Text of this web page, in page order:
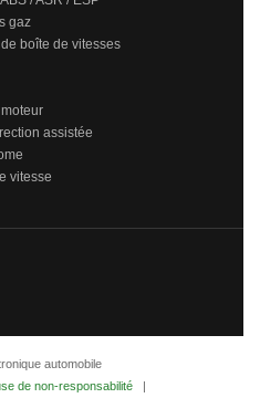
gaz
boîte de vitesses
assistée
vitesse
automobile
de non-responsabilité |